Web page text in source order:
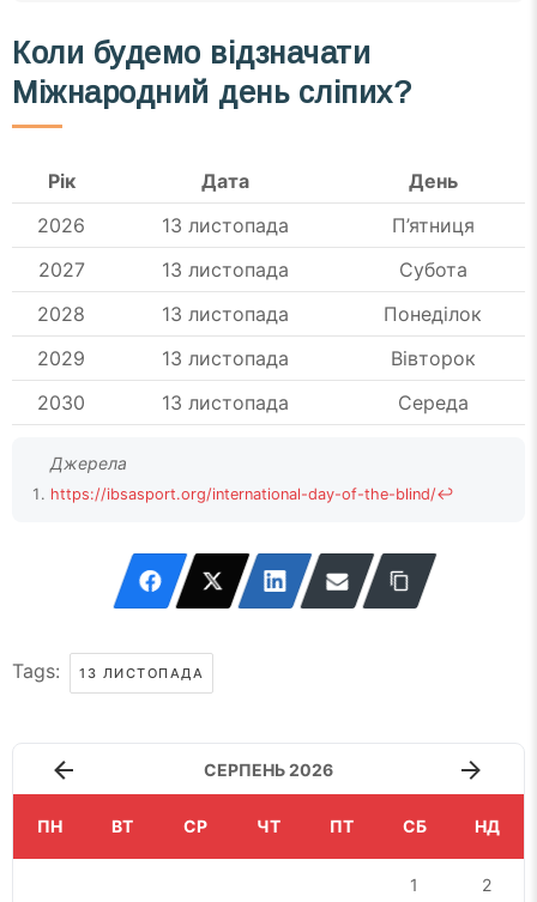
Коли будемо відзначати
Міжнародний день сліпих?
Рік Дата
День
2026
13 листопада
П’ятниця
2027
13 листопада
Субота
2028
13 листопада
Понеділок
2029
13 листопада
Вівторок
2030
13 листопада Середа
https://ibsasport.org/international-day-of-the-blind/↩
Tags: 13 ЛИСТОПАДА
СЕРПЕНЬ 2026
ПН ВТ СР ЧТ ПТ СБ НД
1 2